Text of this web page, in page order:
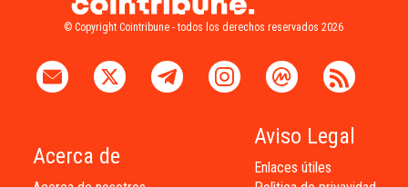
© Copyright Cointribune - todos los derechos reservados 2026
Acerca de
Aviso Legal
Enlaces útiles